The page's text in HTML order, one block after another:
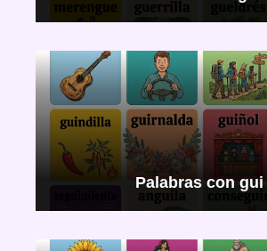
Palabras con gui